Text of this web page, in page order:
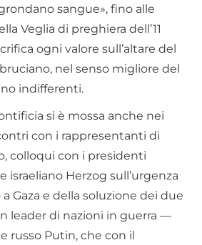
sangue», fino alle
Veglia di preghiera dell’11
ogni valore sull’altare del
nel senso migliore del
indifferenti.
si è mossa anche nei
con i rappresentanti di
colloqui con i presidenti
israeliano Herzog sull’urgenza
Gaza e della soluzione dei due
leader di nazioni in guerra —
russo Putin, che con il